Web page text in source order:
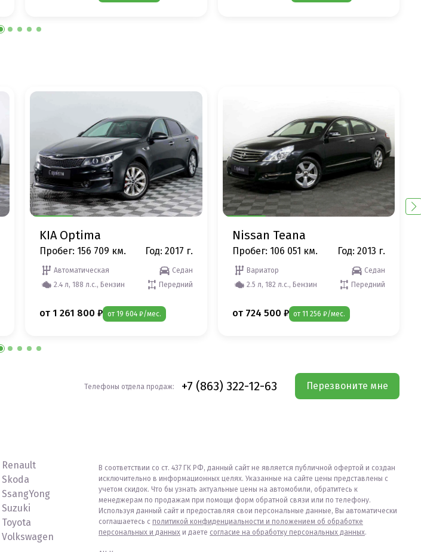
KIA Optima
Пробег: 156 709 км. Год: 2017 г.
Автоматическая
Седан
2.4 л, 188 л.с., Бензин
Передний
от 1 261 800 ₽ от 19 604 ₽/мес.
Nissan Teana
Пробег: 106 051 км. Год: 2013 г.
Вариатор
Седан
2.5 л, 182 л.с., Бензин
Передний
от 724 500 ₽ от 11 256 ₽/мес.
Телефоны отдела продаж: +7 (863) 322-12-63 Перезвоните мне
Renault
Skoda
SsangYong
Suzuki
Toyota
Volkswagen
В соответствии со ст. 437 ГК РФ, данный сайт не является публичной офертой и создан
исключительно в информационных целях. Указанные на сайте цены представлены с
учетом скидок. Что бы узнать актуальные цены на автомобили, обратитесь к
менеджерам по продажам при помощи форм обратной связи или по телефону.
Используя данный сайт и предоставляя свои персональные данные, Вы автоматически
соглашаетесь с политикой конфиденциальности и положением об обработке
персональных и данных и даете согласие на обработку персональных данных.